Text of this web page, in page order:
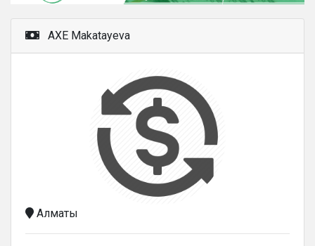
AXE Makatayeva
Алматы